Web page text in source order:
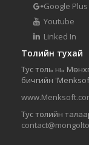
Google Plus
Youtube
Linked In
Толийн тухай
Тус толь нь
бичгийн
Тус толийн